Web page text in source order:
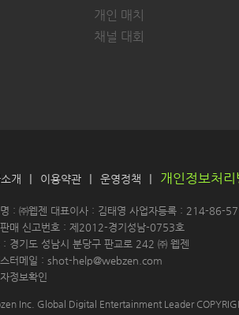
개인 매치
채널 대회
개 | 이용약관 | 운영정책 | 개인정보처
: ㈜웹젠 대표이사 : 김태영 사업자등록 : 214-86-
매 신고번호 : 제2012-경기성남-0753호
: 경기도 성남시 분당구 판교로 242 ㈜ 웹젠
터메일 : shot-help@webzen.com
정보확인
Inc. Global Digital Entertainment Leader